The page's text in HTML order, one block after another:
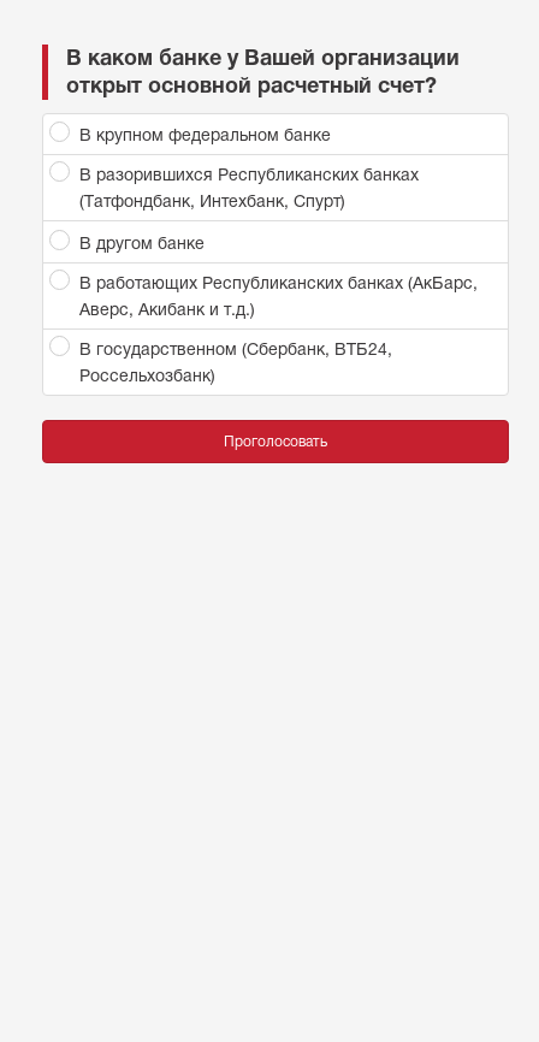
В каком банке у Вашей организации
открыт основной расчетный счет?
В крупном федеральном банке
В разорившихся Республиканских банках
(Татфондбанк, Интехбанк, Спурт)
В другом банке
В работающих Республиканских банках (АкБарс,
Аверс, Акибанк и т.д.)
В государственном (Сбербанк, ВТБ24,
Россельхозбанк)
Проголосовать